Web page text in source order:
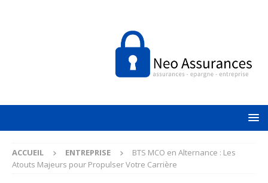
ACCUEIL ENTREPRISE
BTS MCO en Alternance : Les
Atouts Majeurs pour Propulser Votre Carrière